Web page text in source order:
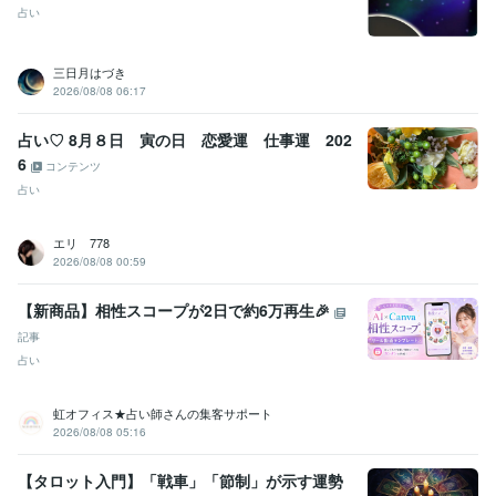
占い
三日月はづき
2026/08/08 06:17
占い♡ 8月８日 寅の日 恋愛運 仕事運 202
6
コンテンツ
占い
エリ 778
2026/08/08 00:59
【新商品】相性スコープが2日で約6万再生🎉
記事
占い
虹オフィス★占い師さんの集客サポート
2026/08/08 05:16
【タロット入門】「戦車」「節制」が示す運勢